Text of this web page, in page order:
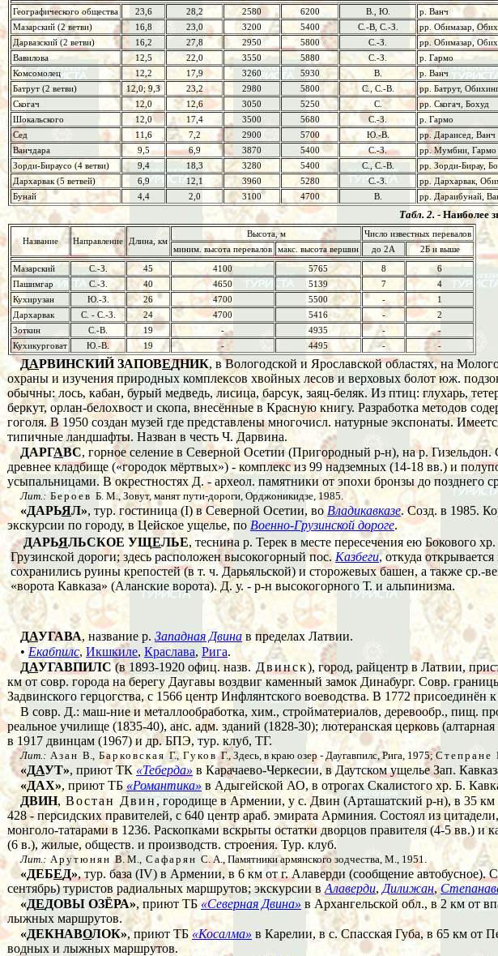
Географического общества
23,6 28,2 2580 6200 В., Ю.
р. Ванч
Мазарский (2 ветви)
16,8 23,0 3200 5400 С.-В, С.-З.
рр. Обимазар,
Дарвазский (2 ветви)
16,2 27,8 2950 5800 С.-З.
рр. Обимазар,
Вавилова
12,5 22,0 3550 5880 С.-З.
р. Гармо
Комсомолец
12,2 17,9 3260 5930 В.
р. Ванч
Батрут (2 ветви)
12,0; 9,3 23,2 2980 5800 С., С.-В.
рр. Батрут,
Скогач
12,0 12,6 3050 5250 С.
рр. Скогач, Бохуд
Шокальского
12,0 17,4 3500 5680 С.-З.
р. Гармо
Сед
11,6 7,2 2900 5700 Ю.-В.
рр. Дараисед, Ванч
Ванчдара
9,5 6,9 3870 5400 С.-З.
рр. Мумбни, Гармо
Зорди-Бираусо (4 ветви)
9,4 18,3 3280 5400 С., С.-В.
рр. Зорди-Бирау,
Дархарвак (5 ветвей)
6,9 12,1 3960 5280 С.-З.
рр. Дархарвак,
Бунай
4,4 2,0 3100 4700 В. рр. Дараибунай,
Табл. 2. - Наиболее
Название Направление Длина, км
Высота, м
Число известных перевалов
миним. высота перевалов макс. высота вершин до 2А
2Б и выше
Мазарский
С.-З. 45 4100 5765 8
6
Пашимгар
С.-З. 40 4650 5139 7
4
Кухирузан
Ю.-З. 26 4700 5500 -
1
Дархарвак
С. - С.-З. 24 4700 5416 -
2
Зоткин
С.-В. 19 - 4935 -
-
Кухикурговат
Ю.-В. 19 - 4495 - -
ДАРВИНСКИЙ ЗАПОВЕДНИК, в Вологодской и Ярославской областях, на
охраны и изучения природных комплексов хвойных лесов и верховых болот юж.
обычны: лось, кабан, бурый медведь, лисица, барсук, заяц-беляк. Из птиц: глухарь,
беркут, орлан-белохвост и скопа, внесённые в Красную книгу. Разработка методов
гоголя. В 1950 создан музей где представлены многочисл. натурные экспонаты.
типичные ландшафты. Назван в честь Ч. Дарвина.
ДАРГАВС, горное селение в Северной Осетии (Пригородный р-н), на р.
древнее кладбище («городок мёртвых») - комплекс из 99 надземных (14-18 вв.) и
усыпальницами. В окрестностях Д. - археол. памятники от эпохи бронзы до
Лит.:Бероев Б. М., Зовут, манят пути-дороги, Орджоникидзе, 1985.
«ДАРЬЯЛ», тур. гостиница (I) в Северной Осетии, во Владикавказе. Созд. в 1985.
экскурсии по городу, в Цейское ущелье, по Военно-Грузинской дороге.
ДАРЬЯЛЬСКОЕ УЩЕЛЬЕ, теснина р. Терек в месте пересечения ею Бокового
Грузинской дороги; здесь расположен высокогорный пос. Казбеги, откуда
сохранились руины крепостей (в т. ч. Дарьяльской) и сторожевых башен, а также
«ворота Кавказа» (Аланские ворота). Д. у. - р-н высокогорного Т. и альпинизма.
ДАУГАВА, название р. Западная Двина в пределах Латвии.
• Екабпилс, Икшкиле, Краслава, Рига.
ДАУГАВПИЛС(в 1893-1920 офиц. назв.Двинск), город, райцентр в Латвии,
км от совр. города на берегу Даугавы воздвиг каменный замок Динабург. Совр.
Задвинского герцогства, с 1566 центр Инфлянтского воеводства. В 1772 присоединён
В совр. Д.: маш-ние и металлообработка, хим., стройматериалов, деревообр., пищ.
реальное училище (1835-40), анс. адм. зданий (1828-30); лютеранская церковь
в 1917 двинцам (1967) и др. БПЭ, тур. клуб, ТГ.
Лит.: Азан В., БарковскаяГ.,ГуковГ., Здесь, в краю озер - Даугавпилс, Рига, 1975;Степране
«ДАУТ», приют ТК «Теберда»в Карачаево-Черкесии, в Даутском ущелье Зап.
«ДАХ», приют ТБ«Романтика»в Адыгейской АО, в отрогах Скалистого хр. Б.
ДВИН, Востан Двин, городище в Армении, у с. Двин (Арташатский р-н), в 35
428 - персидских правителей, с 640 центр араб. эмирата Арминия. Состоял из
монголо-татарами в 1236. Раскопками вскрыты остатки дворцов правителя (4-5 вв.) и
(6 в.), жилые, обществ. и производств. строения. Тур. клуб.
Лит.: АрутюнянВ. М., Сафарян С. А., Памятники армянского зодчества, М., 1951.
«ДЕБЕД», тур. база (IV) в Армении, в 6 км от г. Алаверди (сообщение
сентябрь) туристов радиальных маршрутов; экскурсии в Алаверди, Дилижан,
«ДЕДОВЫ ОЗЁРА», приют ТБ«Северная Двина» в Архангельской обл., в 2 км от
лыжных маршрутов.
«ДЕКНАВОЛОК», приют ТБ «Косалма» в Карелии, в с. Спасская Губа, в 65 км от
водных и лыжных маршрутов.